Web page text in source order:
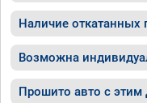
Наличие откатанных
Возможна
Прошито авто с